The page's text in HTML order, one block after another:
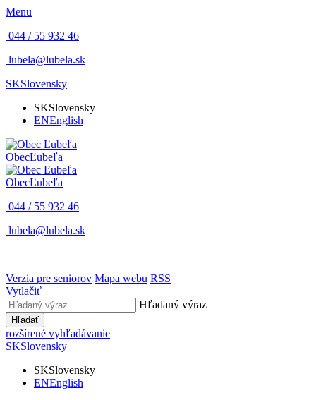
Menu
044 / 55 932 46
lubela@lubela.sk
SKSlovensky
SKSlovensky
ENEnglish
ObecĽubeľa
ObecĽubeľa
044 / 55 932 46
lubela@lubela.sk
Verzia pre seniorov Mapa webu RSS
Vytlačiť
Hľadaný výraz
Hľadať
rozšírené vyhľadávanie
SKSlovensky
SKSlovensky
ENEnglish